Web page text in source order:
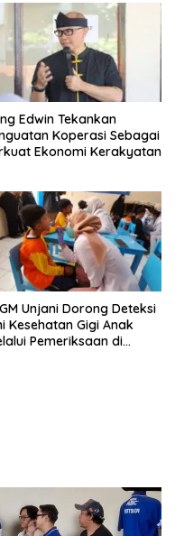
Edwin Tekankan
Koperasi Sebagai
Ekonomi Kerakyatan
Unjani Dorong Deteksi
Kesehatan Gigi Anak
Pemeriksaan di